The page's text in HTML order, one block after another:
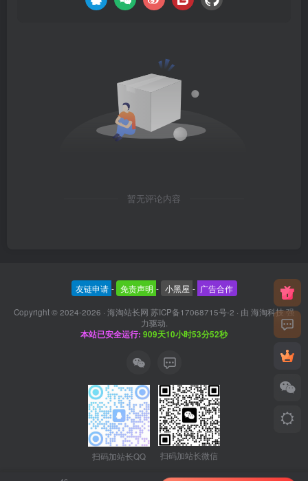
暂无评论内容
友链申请 - 免责声明 - 小黑屋 - 广告合作
Copyright © 2024-2026 · 海淘站长网 苏ICP备17068715号-2 · 由 海淘科技强
力驱动.
本站已安全运行: 909天10小时53分52秒
扫码加站长QQ 扫码加站长微信